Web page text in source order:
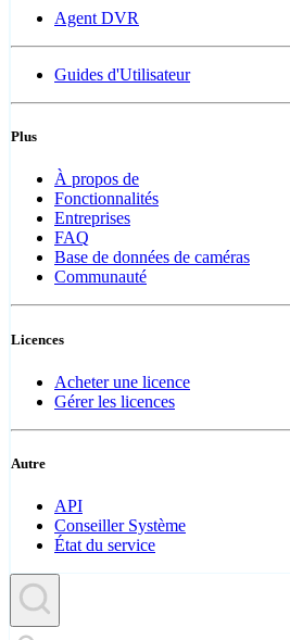
Agent DVR
Guides d'Utilisateur
Plus
À propos de
Fonctionnalités
Entreprises
FAQ
Base de données de caméras
Communauté
Licences
Acheter une licence
Gérer les licences
Autre
API
Conseiller Système
État du service